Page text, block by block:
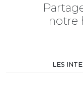
notre
LES